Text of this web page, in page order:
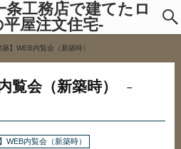
工務店で建てたロ
屋注文住宅-
】WEB内覧会（新築時）
覧会（新築時）
–
WEB内覧会（新築時）